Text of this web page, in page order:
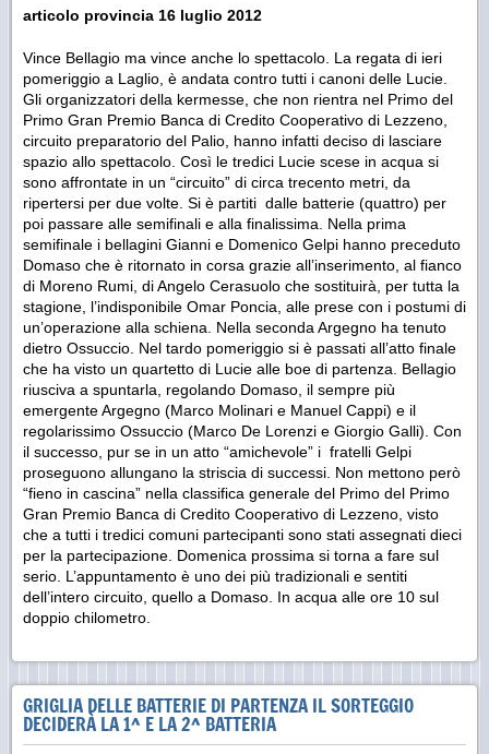
articolo provincia 16 luglio 2012
Vince Bellagio ma vince anche lo spettacolo. La regata di ieri
pomeriggio a Laglio, è andata contro tutti i canoni delle Lucie.
Gli organizzatori della kermesse, che non rientra nel Primo del
Primo Gran Premio Banca di Credito Cooperativo di Lezzeno,
circuito preparatorio del Palio, hanno infatti deciso di lasciare
spazio allo spettacolo. Così le tredici Lucie scese in acqua si
sono affrontate in un “circuito” di circa trecento metri, da
ripertersi per due volte. Si è partiti dalle batterie (quattro) per
poi passare alle semifinali e alla finalissima. Nella prima
semifinale i bellagini Gianni e Domenico Gelpi hanno preceduto
Domaso che è ritornato in corsa grazie all’inserimento, al fianco
di Moreno Rumi, di Angelo Cerasuolo che sostituirà, per tutta la
stagione, l’indisponibile Omar Poncia, alle prese con i postumi di
un’operazione alla schiena. Nella seconda Argegno ha tenuto
dietro Ossuccio. Nel tardo pomeriggio si è passati all’atto finale
che ha visto un quartetto di Lucie alle boe di partenza. Bellagio
riusciva a spuntarla, regolando Domaso, il sempre più
emergente Argegno (Marco Molinari e Manuel Cappi) e il
regolarissimo Ossuccio (Marco De Lorenzi e Giorgio Galli). Con
il successo, pur se in un atto “amichevole” i fratelli Gelpi
proseguono allungano la striscia di successi. Non mettono però
“fieno in cascina” nella classifica generale del Primo del Primo
Gran Premio Banca di Credito Cooperativo di Lezzeno, visto
che a tutti i tredici comuni partecipanti sono stati assegnati dieci
per la partecipazione. Domenica prossima si torna a fare sul
serio. L’appuntamento è uno dei più tradizionali e sentiti
dell’intero circuito, quello a Domaso. In acqua alle ore 10 sul
doppio chilometro.
GRIGLIA DELLE BATTERIE DI PARTENZA IL SORTEGGIO
DECIDERÀ LA 1^ E LA 2^ BATTERIA